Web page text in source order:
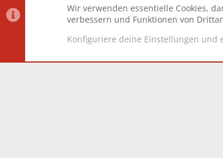
Datenschutz-Einstellungen PR Light
Wir verwenden essentielle Cookies,
verbessern und Funktionen von
Konfiguriere deine Einstellungen und